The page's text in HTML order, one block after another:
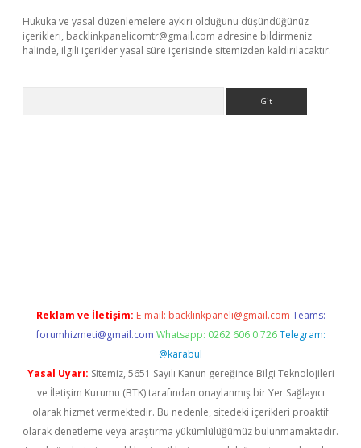
Hukuka ve yasal düzenlemelere aykırı olduğunu düşündüğünüz
içerikleri, backlinkpanelicomtr@gmail.com adresine bildirmeniz
halinde, ilgili içerikler yasal süre içerisinde sitemizden kaldırılacaktır.
Reklam ve İletişim: E-mail: backlinkpaneli@gmail.com Teams:
forumhizmeti@gmail.com Whatsapp: 0262 606 0 726 Telegram:
@karabul
Yasal Uyarı: Sitemiz, 5651 Sayılı Kanun gereğince Bilgi Teknolojileri
ve İletişim Kurumu (BTK) tarafından onaylanmış bir Yer Sağlayıcı
olarak hizmet vermektedir. Bu nedenle, sitedeki içerikleri proaktif
olarak denetleme veya araştırma yükümlülüğümüz bulunmamaktadır.